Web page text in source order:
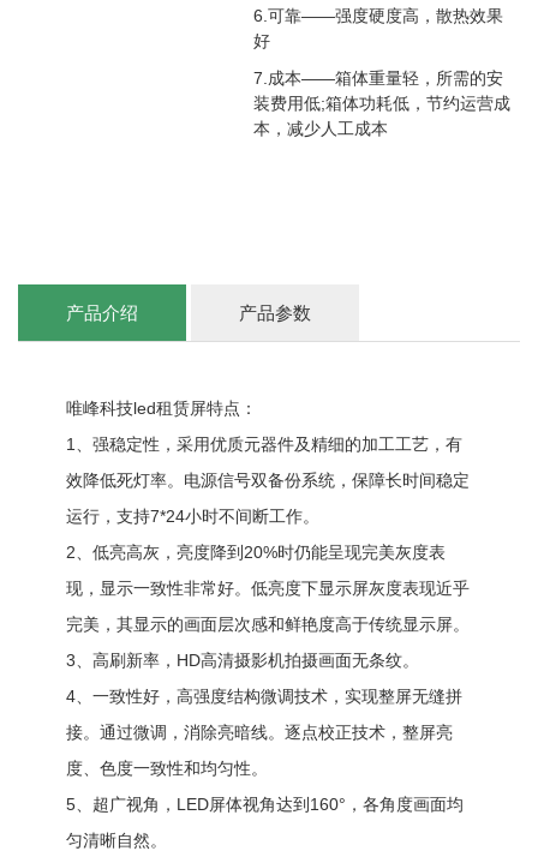
6.可靠——强度硬度高，散热效果
好
7.成本——箱体重量轻，所需的安
装费用低;箱体功耗低，节约运营成
本，减少人工成本
产品介绍 产品参数
唯峰科技led租赁屏特点：
1、强稳定性，采用优质元器件及精细的加工工艺，有
效降低死灯率。电源信号双备份系统，保障长时间稳定
运行，支持7*24小时不间断工作。
2、低亮高灰，亮度降到20%时仍能呈现完美灰度表
现，显示一致性非常好。低亮度下显示屏灰度表现近乎
完美，其显示的画面层次感和鲜艳度高于传统显示屏。
3、高刷新率，HD高清摄影机拍摄画面无条纹。
4、一致性好，高强度结构微调技术，实现整屏无缝拼
接。通过微调，消除亮暗线。逐点校正技术，整屏亮
度、色度一致性和均匀性。
5、超广视角，LED屏体视角达到160°，各角度画面均
匀清晰自然。